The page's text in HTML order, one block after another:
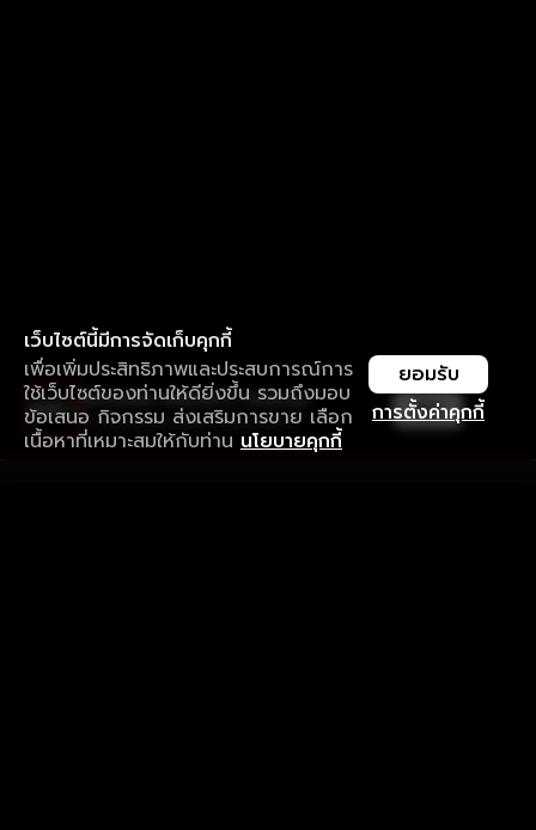
เว็บไซต์นี้มีการจัดเก็บคุกกี้
เพื่อเพิ่มประสิทธิภาพและประสบการณ์การ
ใช้เว็บไซต์ของท่านให้ดียิ่งขึ้น รวมถึงมอบ
ข้อเสนอ กิจกรรม ส่งเสริมการขาย เลือก
เนื้อหาที่เหมาะสมให้กับท่าน นโยบายคุกกี้
การตั้งค่าคุกกี้
ยอมรับ
ใช้งานแอป ลื่นไหลกว่า ไม่มีสะดุด
ดาวน์โหลดแอปเพื่อการรับชมที่ดีกว่า เปิด